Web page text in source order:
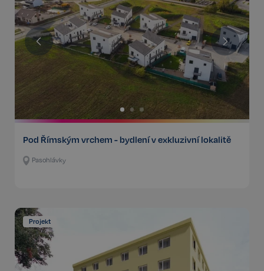
Pod Římským vrchem - bydlení v exkluzivní lokalitě
Pasohlávky
Projekt